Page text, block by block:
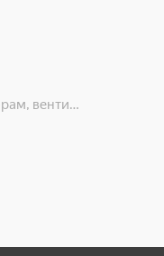
Запчасти к масляным радиаторам, вентиляторам, увлажнителям воздуха и теплотехнике